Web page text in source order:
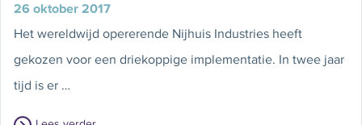
26 oktober 2017
Het wereldwijd opererende Nijhuis Industries heeft
gekozen voor een driekoppige implementatie. In twee jaar
tijd is er …